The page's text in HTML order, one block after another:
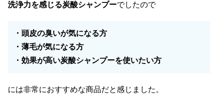
洗浄力を感じる炭酸シャンプーでしたので
・頭皮の臭いが気になる方
・薄毛が気になる方
・効果が高い炭酸シャンプーを使いたい方
には非常におすすめな商品だと感じました。